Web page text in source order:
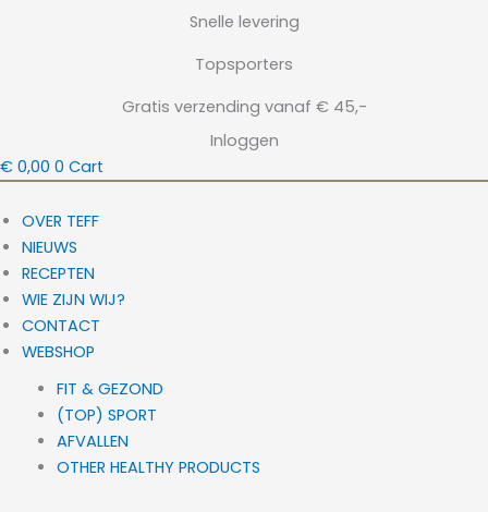
Snelle levering
Topsporters
Gratis verzending vanaf € 45,-
Inloggen
€ 0,00 0 Cart
OVER TEFF
NIEUWS
RECEPTEN
WIE ZIJN WIJ?
CONTACT
WEBSHOP
FIT & GEZOND
(TOP) SPORT
AFVALLEN
OTHER HEALTHY PRODUCTS